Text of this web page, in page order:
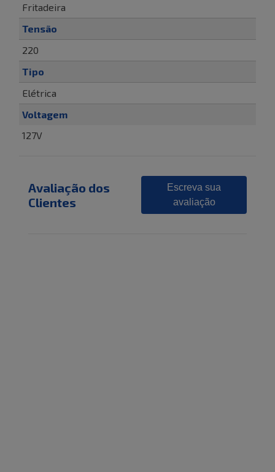
Fritadeira
Tensão
220
Tipo
Elétrica
Voltagem
127V
Avaliação dos
Clientes
Escreva sua
avaliação